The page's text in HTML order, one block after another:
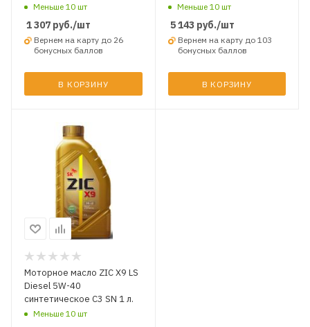
Меньше 10 шт
1 307 руб./шт
Вернем на карту до 26
бонусных баллов
В КОРЗИНУ
Меньше 10 шт
5 143 руб./шт
Вернем на карту до 103
бонусных баллов
В КОРЗИНУ
Моторное масло ZIC X9 LS
Diesel 5W-40
синтетическое C3 SN 1 л.
Меньше 10 шт